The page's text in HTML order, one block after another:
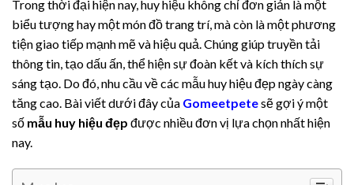
Trong thời đại hiện nay, huy hiệu không chỉ đơn giản là một
biểu tượng hay một món đồ trang trí, mà còn là một phương
tiện giao tiếp mạnh mẽ và hiệu quả. Chúng giúp truyền tải
thông tin, tạo dấu ấn, thể hiện sự đoàn kết và kích thích sự
sáng tạo. Do đó, nhu cầu về các mẫu huy hiệu đẹp ngày càng
tăng cao. Bài viết dưới đây của Gomeetpetesẽ gợi ý một
số mẫu huy hiệu đẹp được nhiều đơn vị lựa chọn nhất hiện
nay.